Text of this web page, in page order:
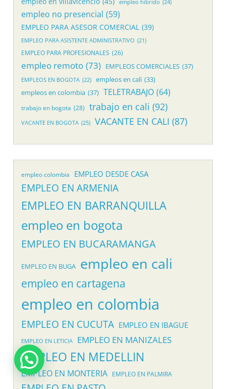
empleo hibrido (24)
empleo no presencial (59)
EMPLEO PARA ASESOR COMERCIAL (39)
EMPLEO PARA ASISTENTE ADMINISTRATIVO (21)
EMPLEO PARA PROFESIONALES (26)
empleo remoto (73) EMPLEOS COMERCIALES (37)
EMPLEOS EN BOGOTA (22) empleos en cali (33)
empleos en colombia (37) TELETRABAJO (64)
trabajo en bogota (28) trabajo en cali (92)
VACANTE EN BOGOTA (25) VACANTE EN CALI (87)
empleo colombia EMPLEO DESDE CASA
EMPLEO EN ARMENIA
EMPLEO EN BARRANQUILLA
empleo en bogota
EMPLEO EN BUCARAMANGA
EMPLEO EN BUGA empleo en cali
empleo en cartagena
empleo en colombia
EMPLEO EN CUCUTA EMPLEO EN IBAGUE
EMPLEO EN LETICIA EMPLEO EN MANIZALES
EMPLEO EN MEDELLIN
EMPLEO EN MONTERIA EMPLEO EN PALMIRA